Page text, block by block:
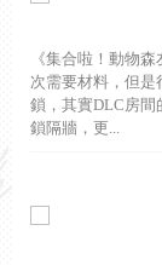
《集合啦！動物
次需要材料，但
鎖，其實DLC房間
鎖隔牆，更...